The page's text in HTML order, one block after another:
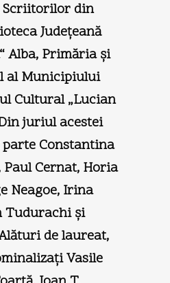
Scriitorilor din
Judeţeană
Alba, Primăria şi
al Municipiului
Cultural „Lucian
juriul acestei
Constantina
Paul Cernat, Horia
Neagoe, Irina
Tudurachi şi
de laureat,
Vasile